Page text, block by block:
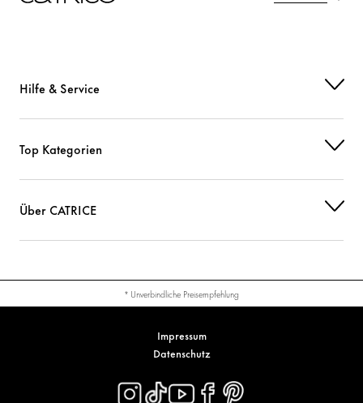
Hilfe & Service
Top Kategorien
Über CATRICE
* Unverbindliche Preisempfehlung
Impressum
Datenschutz